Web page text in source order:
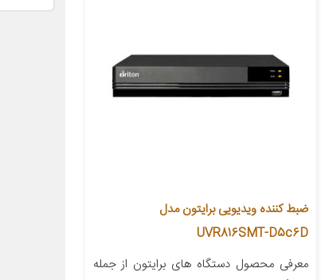
ضبط کننده ویدیویی برایتون مدل
UVR816SMT-D5c6D
معرفی محصول دستگاه های برایتون از جمله